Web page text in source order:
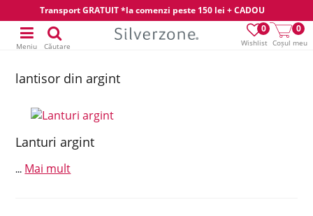
Transport GRATUIT *la comenzi peste 150 lei + CADOU
Wishlist
0
Coșul meu
0
Meniu Căutare
lantisor din argint
Lanturi argint
... Mai mult